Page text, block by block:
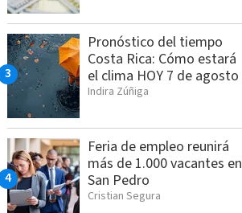
Pronóstico del tiempo
Costa Rica: Cómo estará
el clima HOY 7 de agosto
Indira Zúñiga
Feria de empleo reunirá
más de 1.000 vacantes en
San Pedro
Cristian Segura